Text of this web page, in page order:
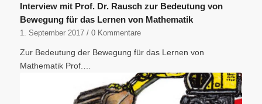
Interview mit Prof. Dr. Rausch zur Bedeutung von
Bewegung für das Lernen von Mathematik
1. September 2017 / 0 Kommentare
Zur Bedeutung der Bewegung für das Lernen von
Mathematik Prof.…